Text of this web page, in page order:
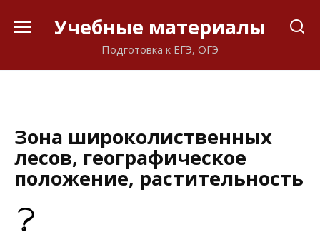
Учебные материалы
Подготовка к ЕГЭ, ОГЭ
Зона широколиственных
лесов, географическое
положение, растительность